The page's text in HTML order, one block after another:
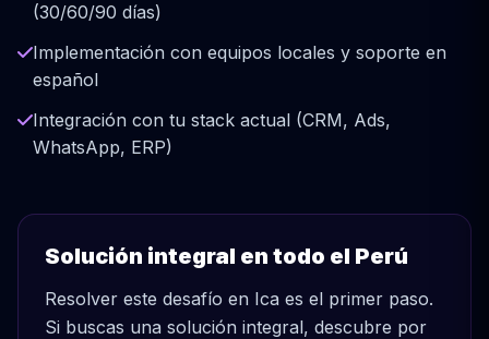
(30/60/90 días)
Implementación con equipos locales y soporte en
español
Integración con tu stack actual (CRM, Ads,
WhatsApp, ERP)
Solución integral en todo el Perú
Resolver este desafío en Ica es el primer paso.
Si buscas una solución integral, descubre por